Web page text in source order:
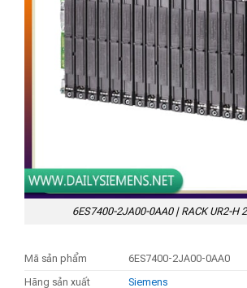
6ES7400-2JA00-0AA0 | RACK UR2-H
Mã sản phẩm
6ES7400-2JA00-0AA0
Hãng sản xuất
Siemens